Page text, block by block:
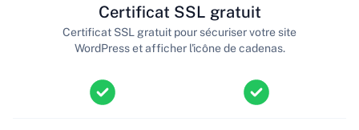
Certificat SSL gratuit
Certificat SSL gratuit pour sécuriser votre site
WordPress et afficher l'icône de cadenas.